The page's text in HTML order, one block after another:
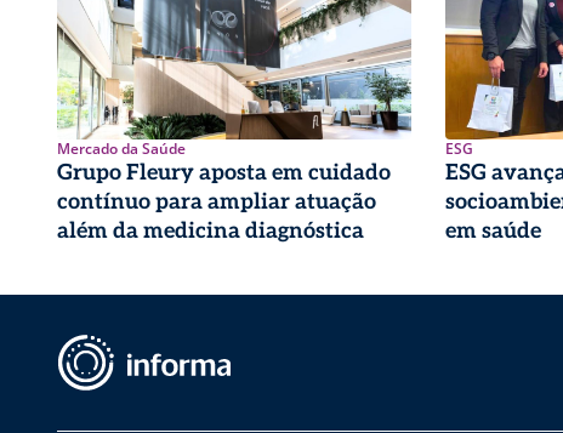
Mercado da Saúde
Grupo Fleury aposta em cuidado
contínuo para ampliar atuação
além da medicina diagnóstica
ESG
ESG
em saúde